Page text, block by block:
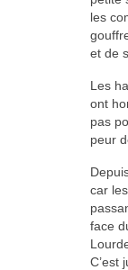
les
et de
Les
ont
pas
peur
car
face
C’est